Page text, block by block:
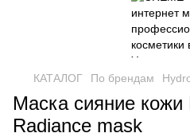
КАТАЛОГ По брендам
Маска сияние кожи
Radiance mask